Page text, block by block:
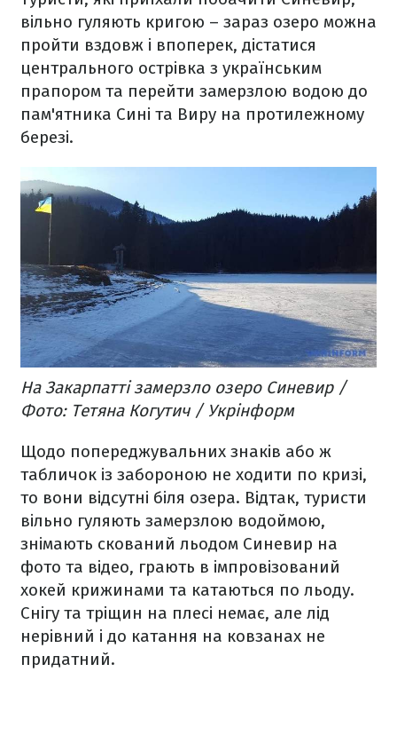
вільно гуляють кригою – зараз озеро можна
пройти вздовж і впоперек, дістатися
центрального острівка з українським
прапором та перейти замерзлою водою до
пам'ятника Сині та Виру на протилежному
березі.
На Закарпатті замерзло озеро Синевир /
Фото: Тетяна Когутич / Укрінформ
Щодо попереджувальних знаків або ж
табличок із забороною не ходити по кризі,
то вони відсутні біля озера. Відтак, туристи
вільно гуляють замерзлою водоймою,
знімають скований льодом Синевир на
фото та відео, грають в імпровізований
хокей крижинами та катаються по льоду.
Снігу та тріщин на плесі немає, але лід
нерівний і до катання на ковзанах не
придатний.